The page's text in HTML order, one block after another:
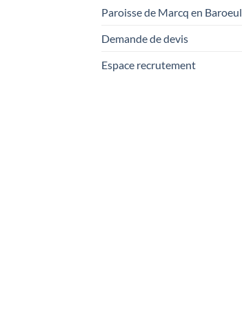
Paroisse de Marcq en Baroeul
Demande de devis
Espace recrutement